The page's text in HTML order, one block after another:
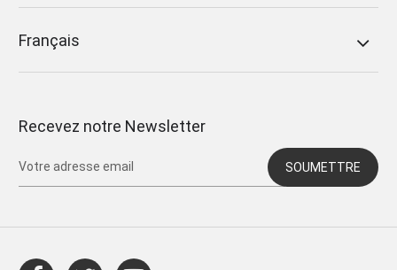
Français
Recevez notre Newsletter
SOUMETTRE